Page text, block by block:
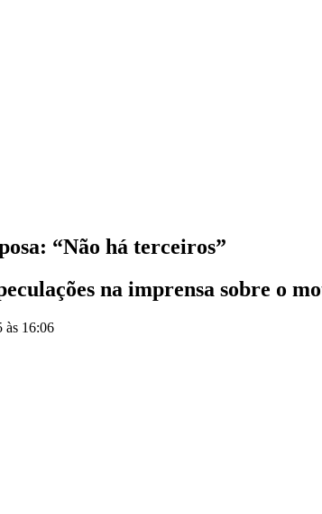
“Não há terceiros”
na imprensa sobre o
às 16:06